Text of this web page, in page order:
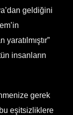
geldiğini
insanların
gerek
eşitsizliklere